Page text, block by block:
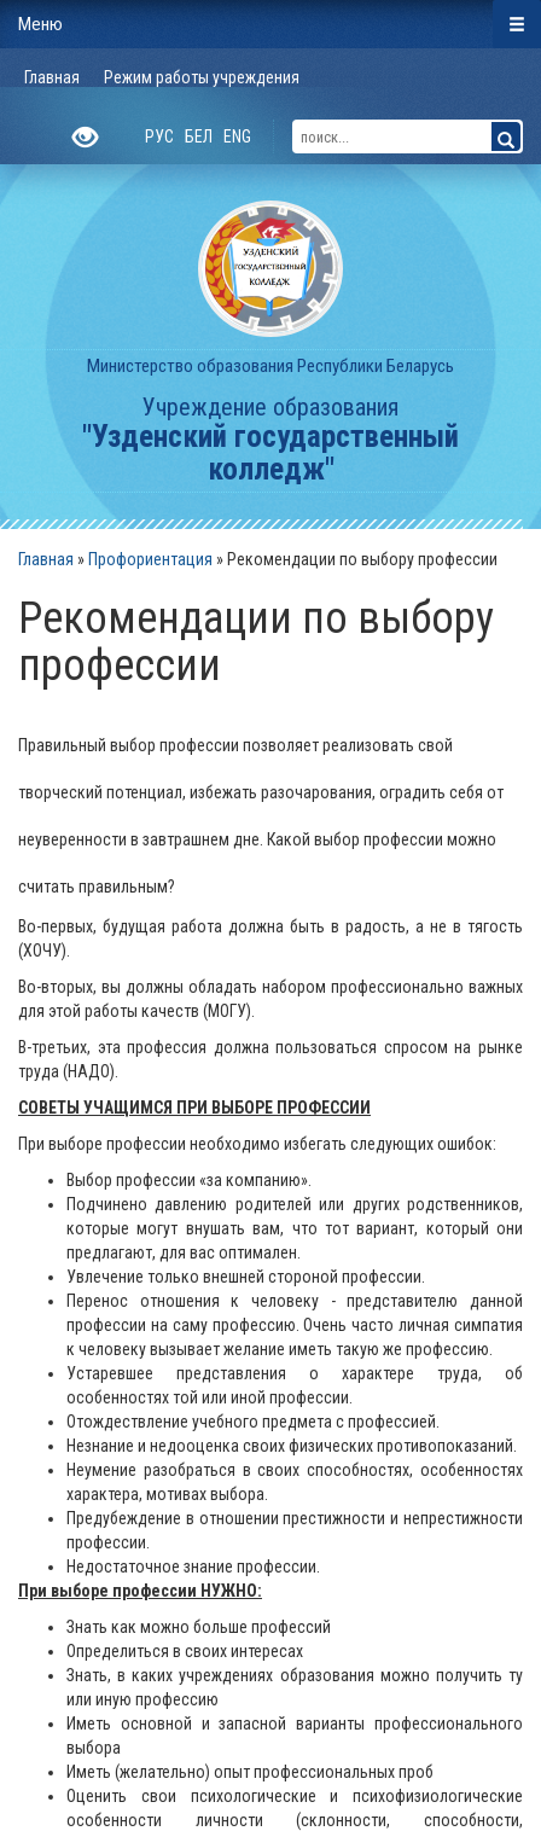
Главная Режим работы учреждения
РУС БЕЛ ENG
Министерство образования Республики Беларусь
Учреждение образования
"Узденский государственный
колледж"
Главная » Профориентация » Рекомендации по выбору профессии
Рекомендации по выбору
профессии
Правильный выбор профессии позволяет реализовать свой
творческий потенциал, избежать разочарования, оградить себя от
неуверенности в завтрашнем дне. Какой выбор профессии можно
считать правильным?
Во-первых, будущая работа должна быть в радость, а не в тягость
(ХОЧУ).
Во-вторых, вы должны обладать набором профессионально важных
для этой работы качеств (МОГУ).
В-третьих, эта профессия должна пользоваться спросом на рынке
труда (НАДО).
СОВЕТЫ УЧАЩИМСЯ ПРИ ВЫБОРЕ ПРОФЕССИИ
При выборе профессии необходимо избегать следующих ошибок:
Выбор профессии «за компанию».
Подчинено давлению родителей или других родственников,
которые могут внушать вам, что тот вариант, который они
предлагают, для вас оптимален.
Увлечение только внешней стороной профессии.
Перенос отношения к человеку - представителю данной
профессии на саму профессию. Очень часто личная симпатия
к человеку вызывает желание иметь такую же профессию.
Устаревшее представления о характере труда, об
особенностях той или иной профессии.
Отождествление учебного предмета с профессией.
Незнание и недооценка своих физических противопоказаний.
Неумение разобраться в своих способностях, особенностях
характера, мотивах выбора.
Предубеждение в отношении престижности и непрестижности
профессии.
Недостаточное знание профессии.
При выборе профессии НУЖНО:
Знать как можно больше профессий
Определиться в своих интересах
Знать, в каких учреждениях образования можно получить ту
или иную профессию
Иметь основной и запасной варианты профессионального
выбора
Иметь (желательно) опыт профессиональных проб
Оценить свои психологические и психофизиологические
особенности личности (склонности, способности,
Меню